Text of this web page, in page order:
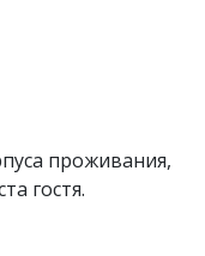
проживания,
гостя.